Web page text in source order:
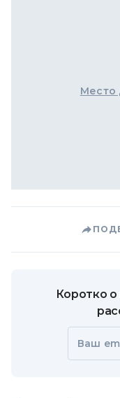
Место
Коротко о
Ваш